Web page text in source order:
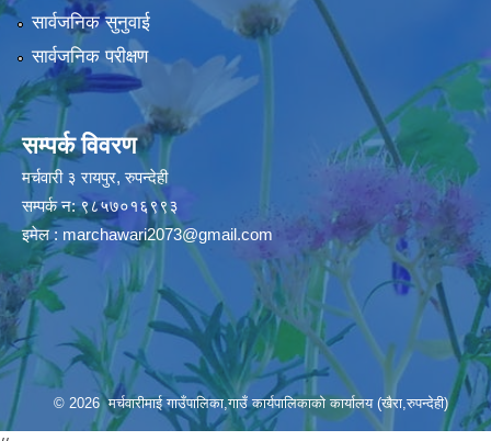
सार्वजनिक सुनुवाई
सार्वजनिक परीक्षण
सम्पर्क विवरण
मर्चवारी ३ रायपुर, रुपन्देही
सम्पर्क न: ९८५७०१६९९३
इमेल : marchawari2073@gmail.com
© 2026 मर्चवारीमाई गाउँपालिका,गाउँ कार्यपालिकाको कार्यालय (खैरा,रुपन्देही)